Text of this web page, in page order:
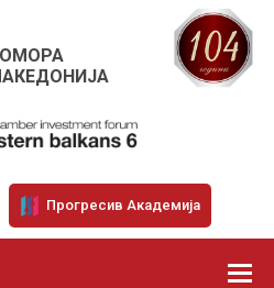
Прогресив Академија